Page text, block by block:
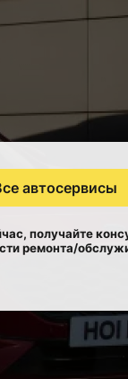
автосервисы
получайте
ремонта/